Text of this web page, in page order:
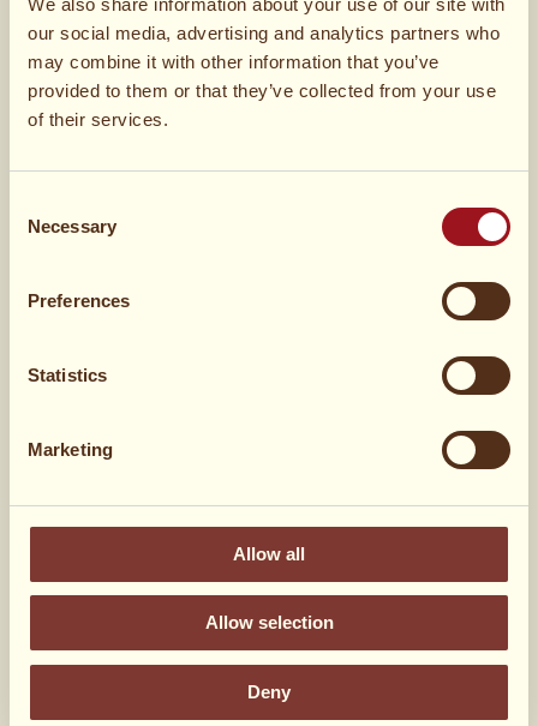
our social media, advertising and analytics partners who
may combine it with other information that you’ve
provided to them or that they’ve collected from your use
of their services.
Selection
Necessary
Preferences
Statistics
Marketing
Allow all
Allow selection
Deny
1 pakke færdig butterdej
200 ghvid blokchokolade
Friske hindbær
Friske blåbær
Minimarshmallows
Hakkede, ristede hasselnødder
Hvad syntes du?